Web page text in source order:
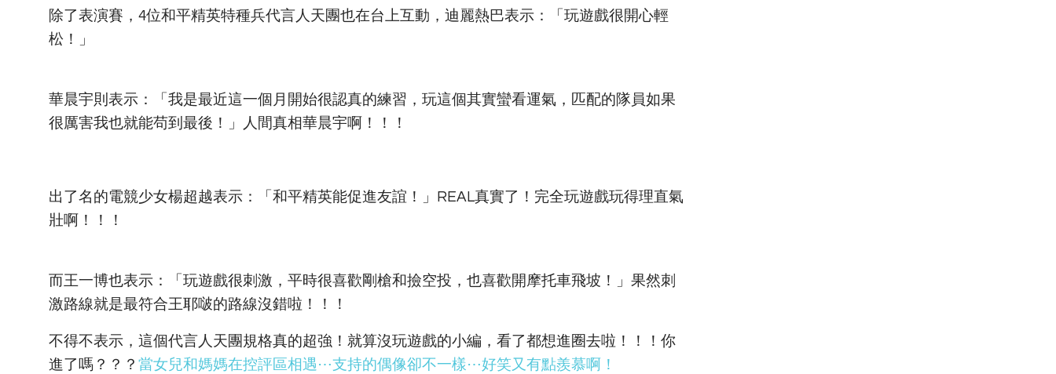
除了表演賽，4位和平精英特種兵代言人天團也在台上互動，迪麗熱巴表示：「玩遊戲很開心輕
松！」
華晨宇則表示：「我是最近這一個月開始很認真的練習，玩這個其實蠻看運氣，匹配的隊員如果
很厲害我也就能苟到最後！」人間真相華晨宇啊！！！
出了名的電競少女楊超越表示：「和平精英能促進友誼！」REAL真實了！完全玩遊戲玩得理直氣
壯啊！！！
而王一博也表示：「玩遊戲很刺激，平時很喜歡剛槍和撿空投，也喜歡開摩托車飛坡！」果然刺
激路線就是最符合王耶啵的路線沒錯啦！！！
不得不表示，這個代言人天團規格真的超強！就算沒玩遊戲的小編，看了都想進圈去啦！！！你
進了嗎？？？ 當女兒和媽媽在控評區相遇⋯支持的偶像卻不一樣⋯好笑又有點羨慕啊！